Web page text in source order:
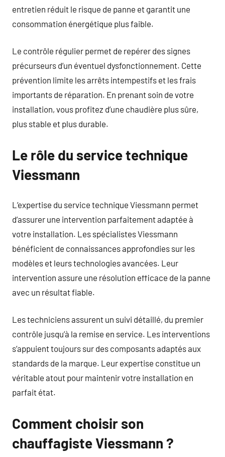
entretien réduit le risque de panne et garantit une
consommation énergétique plus faible.
Le contrôle régulier permet de repérer des signes
précurseurs d’un éventuel dysfonctionnement. Cette
prévention limite les arrêts intempestifs et les frais
importants de réparation. En prenant soin de votre
installation, vous profitez d’une chaudière plus sûre,
plus stable et plus durable.
Le rôle du service technique
Viessmann
L’expertise du service technique Viessmann permet
d’assurer une intervention parfaitement adaptée à
votre installation. Les spécialistes Viessmann
bénéficient de connaissances approfondies sur les
modèles et leurs technologies avancées. Leur
intervention assure une résolution efficace de la panne
avec un résultat fiable.
Les techniciens assurent un suivi détaillé, du premier
contrôle jusqu’à la remise en service. Les interventions
s’appuient toujours sur des composants adaptés aux
standards de la marque. Leur expertise constitue un
véritable atout pour maintenir votre installation en
parfait état.
Comment choisir son
chauffagiste Viessmann ?